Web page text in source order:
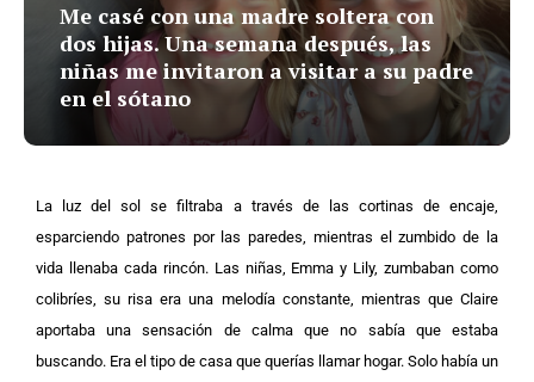
Me casé con una madre soltera con
dos hijas. Una semana después, las
niñas me invitaron a visitar a su padre
en el sótano
La luz del sol se filtraba a través de las cortinas de encaje,
esparciendo patrones por las paredes, mientras el zumbido de la
vida llenaba cada rincón. Las niñas, Emma y Lily, zumbaban como
colibríes, su risa era una melodía constante, mientras que Claire
aportaba una sensación de calma que no sabía que estaba
buscando. Era el tipo de casa que querías llamar hogar. Solo había un